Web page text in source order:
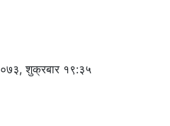
शुक्रबार १९:३५